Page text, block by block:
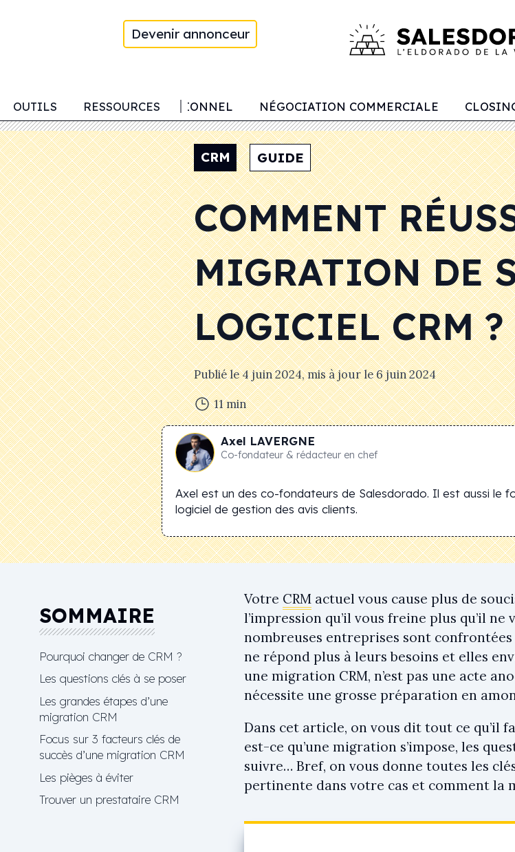
Devenir annonceur
OUTILS RESSOURCES
COACHING PROFESSIONNEL NÉGOCIATION COMMERCIALE
CRM GUIDE
COMMENT
MIGRATION DE
LOGICIEL CRM ?
Publié le4 juin 2024, mis à jour le6 juin 2024
11 min
Axel LAVERGNE
Co-fondateur & rédacteur en chef
Axel est un des co-fondateurs de Salesdorado. Il est aussi le
logiciel de gestion des avis clients.
SOMMAIRE
Pourquoi changer de CRM ?
Les questions clés à se poser
Les grandes étapes d’une
migration CRM
Focus sur 3 facteurs clés de
succès d’une migration CRM
Les pièges à éviter
Trouver un prestataire CRM
Votre CRM actuel vous cause plus de
l’impression qu’il vous freine plus qu’il ne
nombreuses entreprises sont
ne répond plus à leurs besoins et elles
une migration CRM, n’est pas une acte
nécessite une grosse préparation en
Dans cet article, on vous dit tout ce qu’il
est-ce qu’une migration s’impose, les
suivre… Bref, on vous donne toutes les
pertinente dans votre cas et comment la